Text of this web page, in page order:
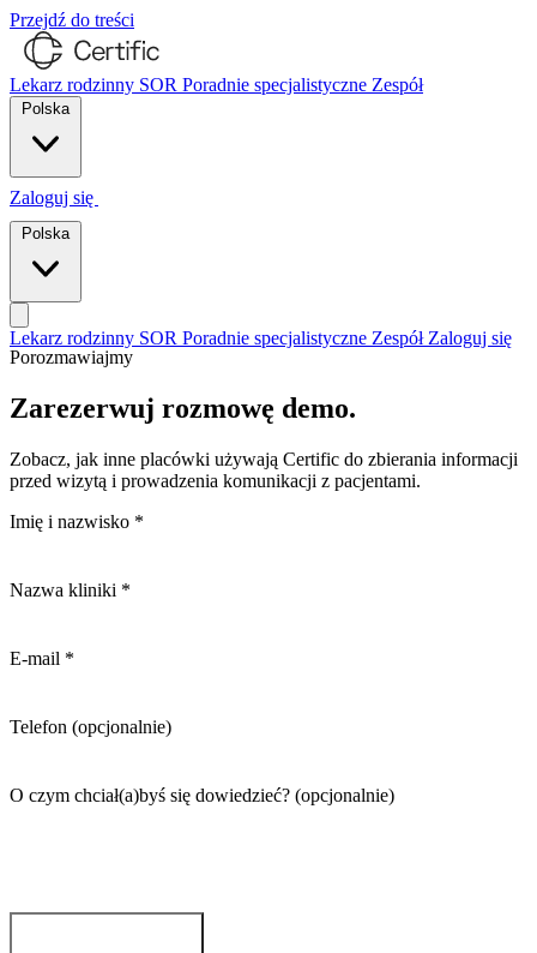
Przejdź do treści
Lekarz rodzinny SOR Poradnie specjalistyczne Zespół
Polska
Zaloguj się
Polska
Lekarz rodzinny SOR Poradnie specjalistyczne Zespół Zaloguj się
Porozmawiajmy
Zarezerwuj rozmowę demo.
Zobacz, jak inne placówki używają Certific do zbierania informacji
przed wizytą i prowadzenia komunikacji z pacjentami.
Imię i nazwisko *
Nazwa kliniki *
E-mail *
Telefon (opcjonalnie)
O czym chciał(a)byś się dowiedzieć? (opcjonalnie)